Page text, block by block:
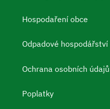
Hospodaření obce
Odpadové hospodářství
Ochrana osobních údajů
Poplatky